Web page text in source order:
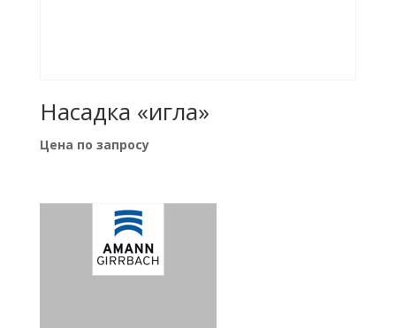
Насадка «игла»
Цена по запросу